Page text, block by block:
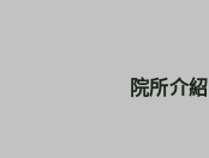
院所介紹